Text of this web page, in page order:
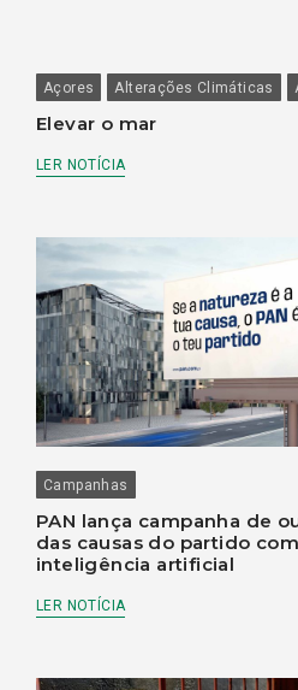
Açores Alterações Climáticas
Elevar o mar
LER NOTÍCIA
Campanhas
PAN lança campanha de
das causas do partido
inteligência artificial
LER NOTÍCIA